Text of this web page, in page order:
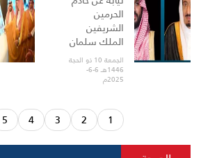
الحرمين
الشريفين
الملك سلمان
بن عبدالعزيز
آل سعود
-حفظه الله-،
الله المزيد
الجمعة 10 ذو الحجة
1446هـ 6-6-
2025م
1
2
3
4
5